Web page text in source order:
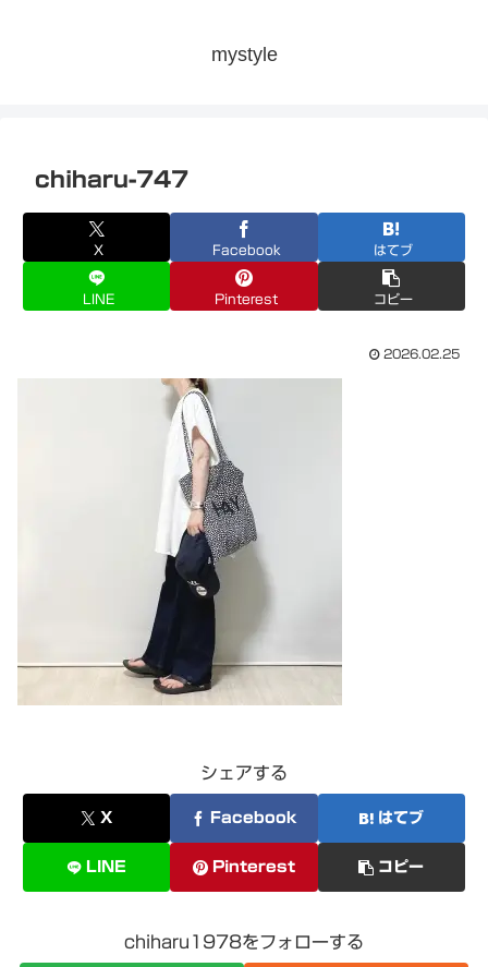
mystyle
chiharu-747
X Facebook はてブ
LINE Pinterest コピー
2026.02.25
シェアする
X Facebook はてブ
LINE Pinterest コピー
chiharu1978をフォローする